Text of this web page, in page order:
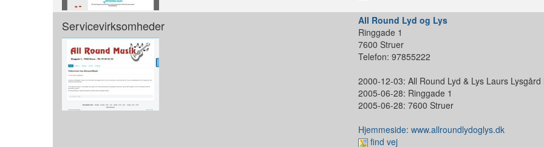
Servicevirksomheder
All Round Lyd og Lys
Ringgade 1
7600 Struer
Telefon: 97855222
2000-12-03: All Round Lyd & Lys Laurs Lysgård
2005-06-28: Ringgade 1
2005-06-28: 7600 Struer
Hjemmeside: www.allroundlydoglys.dk
find vej